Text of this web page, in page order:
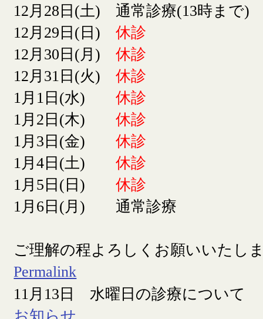
12月28日(土) 通常診療(13時まで)
12月29日(日)休診
12月30日(月)休診
12月31日(火)休診
1月1日(水)休診
1月2日(木)休診
1月3日(金)休診
1月4日(土)休診
1月5日(日)休診
1月6日(月) 通常診療
ご理解の程よろしくお願いいたし
Permalink
11月13日 水曜日の診療について